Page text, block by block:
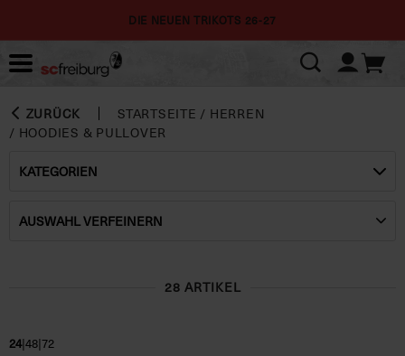
DIE NEUEN TRIKOTS 26-27
ZURÜCK STARTSEITE / HERREN
/ HOODIES & PULLOVER
KATEGORIEN
AUSWAHL VERFEINERN
28 ARTIKEL
24|48|72